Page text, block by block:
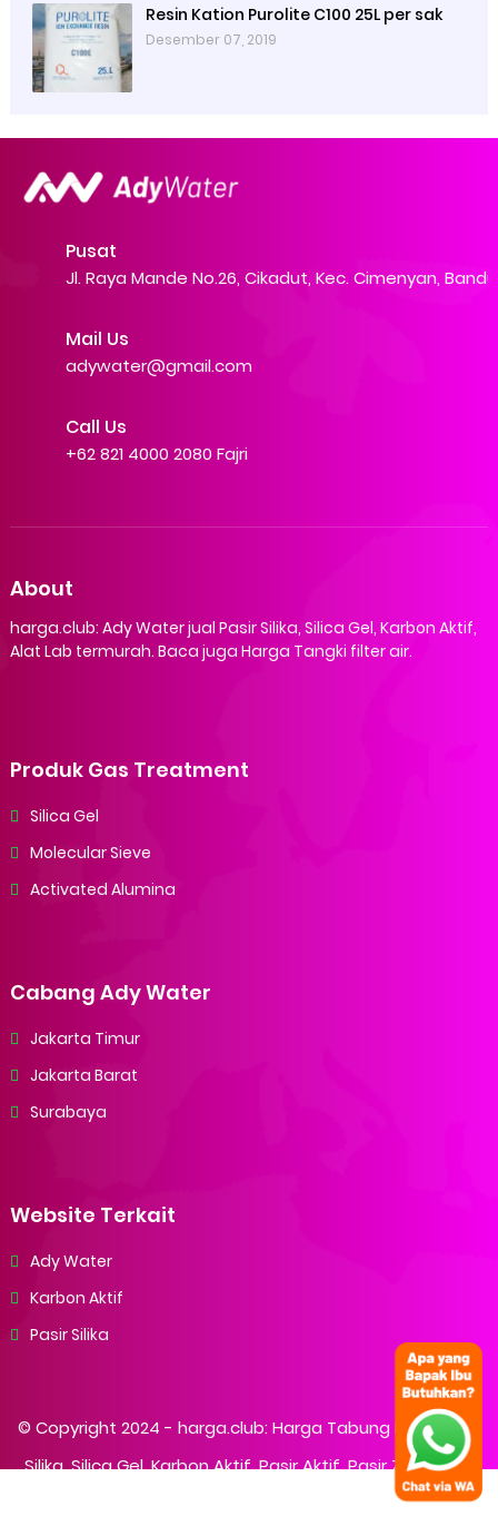
Resin Kation Purolite C100 25L per sak
Desember 07, 2019
Pusat
Jl. Raya Mande No.26, Cikadut, Kec. Cimenyan,
Mail Us
adywater@gmail.com
Call Us
+62 821 4000 2080 Fajri
About
harga.club: Ady Water jual Pasir Silika, Silica Gel, Karbon Aktif,
Alat Lab termurah. Baca juga Harga Tangki filter air.
Produk Gas Treatment
Silica Gel
Molecular Sieve
Activated Alumina
Cabang Ady Water
Jakarta Timur
Jakarta Barat
Surabaya
Website Terkait
Ady Water
Karbon Aktif
Pasir Silika
© Copyright 2024 - harga.club: Harga Tabung Filter, Pasir
Silika, Silica Gel, Karbon Aktif, Pasir Aktif, Pasir Zeolit- All